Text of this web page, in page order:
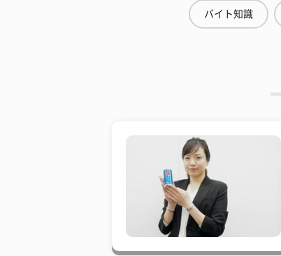
バイト知識